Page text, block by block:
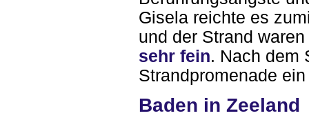
Gisela reichte es
und der Strand
sehr fein. Nach dem
Strandpromenade
Baden in Zeeland